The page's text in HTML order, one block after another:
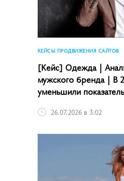
КЕЙСЫ ПРОДВИЖЕНИЯ САЙТОВ
[Кейс] Одежда |
мужского бренда | В
уменьшили
26.07.2026 в 3:02